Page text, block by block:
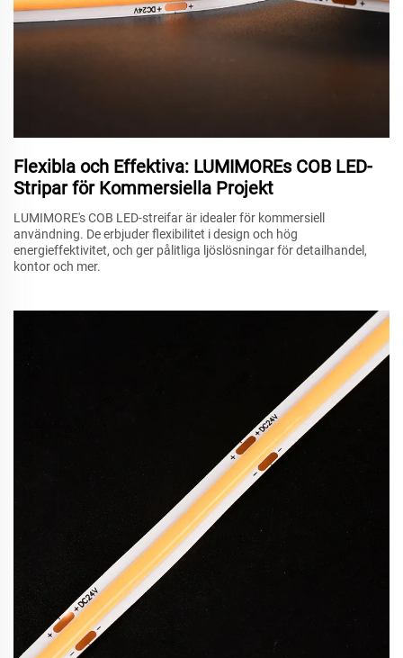
Flexibla och Effektiva: LUMIMOREs COB LED-
Stripar för Kommersiella Projekt
LUMIMORE's COB LED-streifar är idealer för kommersiell
användning. De erbjuder flexibilitet i design och hög
energieffektivitet, och ger pålitliga ljöslösningar för detailhandel,
kontor och mer.